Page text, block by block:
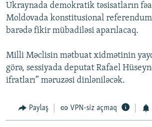
İZ - MƏDƏNIYYƏT PROQRAMI
MATERIALLARIMIZDAN ISTIFADƏ
AZADLIQRADIOSU MOBIL TELEFONUNUZDA
XƏBƏR BÜLLETENLƏRIMIZ
RFE/RL-in bütün saytları
Ukraynada demokratik təsisatların
Moldovada konstitusional
barədə fikir mübadiləsi aparılacaq.
Milli Məclisin mətbuat xidmətinin
görə, sessiyada deputat Rafael
ifratları” məruzəsi dinləniləcək.
Paylaş VPN-siz açmaq